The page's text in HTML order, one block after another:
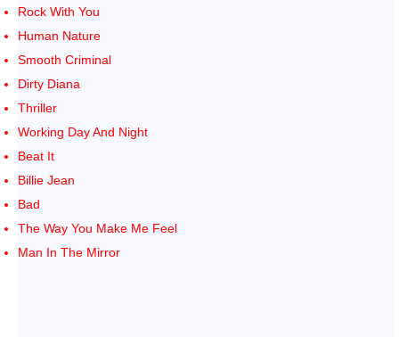
Rock With You
Human Nature
Smooth Criminal
Dirty Diana
Thriller
Working Day And Night
Beat It
Billie Jean
Bad
The Way You Make Me Feel
Man In The Mirror